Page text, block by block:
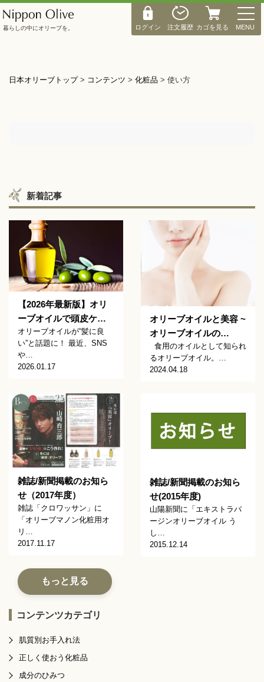
ログイン 注文履歴 カゴを見る
M
E
N
MENU
暮らしの中にオリーブを。
日本オリーブトップ> コンテンツ > 化粧品 > 使い方
新着記事
【2026年最新版】オリ
ーブオイルで頭皮ケ…
オリーブオイルが“髪に良
い”と話題に！ 最近、SNS
や…
2026.01.17
オリーブオイルと美容 ~
オリーブオイルの…
食用のオイルとして知られ
るオリーブオイル。…
2024.04.18
雑誌/新聞掲載のお知ら
せ（2017年度）
雑誌「クロワッサン」に
「オリーブマノン化粧用オ
リ…
2017.11.17
雑誌/新聞掲載のお知ら
せ(2015年度)
山陽新聞に「エキストラバ
ージンオリーブオイル う
し…
2015.12.14
もっと見る
コンテンツカテゴリ
肌質別お手入れ法
正しく使おう化粧品
成分のひみつ